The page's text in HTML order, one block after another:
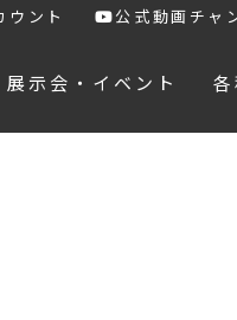
ウント 公式動画チャ
展示会・イベント